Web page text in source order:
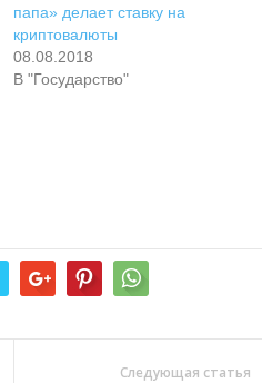
папа» делает ставку на
криптовалюты
08.08.2018
В "Государство"
Следующая статья